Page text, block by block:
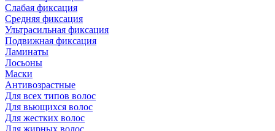
Слабая фиксация
Средняя фиксация
Ультрасильная фиксация
Подвижная фиксация
Ламинаты
Лосьоны
Маски
Антивозрастные
Для всех типов волос
Для вьющихся волос
Для жестких волос
Для жирных волос